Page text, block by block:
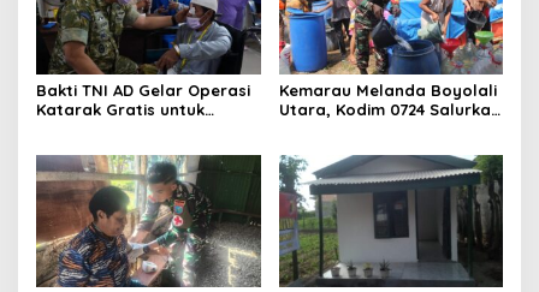
Bakti TNI AD Gelar Operasi
Katarak Gratis untuk
Kemarau Melanda Boyolali
Utara, Kodim 0724 Salurkan